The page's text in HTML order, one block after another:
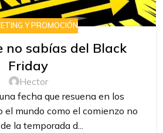
Y PROMOCIÓN
no sabías del Black
Friday
Hector
fecha que resuena en los
el mundo como el comienzo no
la temporada d...